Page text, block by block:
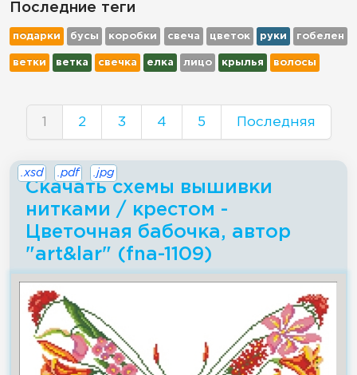
Последние теги
подарки бусы коробки свеча цветок руки гобелен
ветки ветка свечка елка лицо крылья волосы
1 2 3 4 5 Последняя
Скачать схемы вышивки
нитками / крестом -
Цветочная бабочка, автор
"art&lar" (fna-1109)
.xsd .pdf .jpg